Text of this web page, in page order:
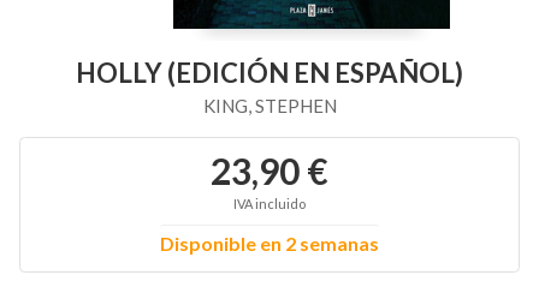
HOLLY (EDICIÓN EN ESPAÑOL)
KING, STEPHEN
23,90 €
IVA incluido
Disponible en 2 semanas